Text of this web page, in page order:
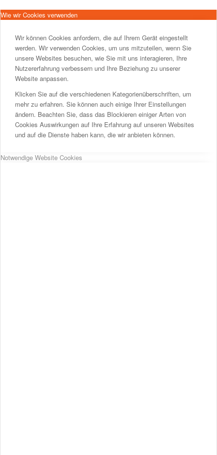
Wie wir Cookies verwenden
Wir können Cookies anfordern, die auf Ihrem Gerät eingestellt
werden. Wir verwenden Cookies, um uns mitzuteilen, wenn Sie
unsere Websites besuchen, wie Sie mit uns interagieren, Ihre
Nutzererfahrung verbessern und Ihre Beziehung zu unserer
Website anpassen.
Klicken Sie auf die verschiedenen Kategorienüberschriften, um
mehr zu erfahren. Sie können auch einige Ihrer Einstellungen
ändern. Beachten Sie, dass das Blockieren einiger Arten von
Cookies Auswirkungen auf Ihre Erfahrung auf unseren Websites
und auf die Dienste haben kann, die wir anbieten können.
Notwendige Website Cookies